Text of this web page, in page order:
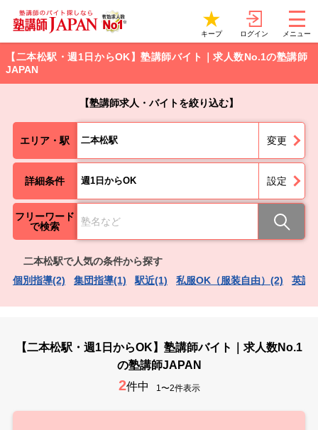
キープ ログイン メニュー
【二本松駅・週1日からOK】塾講師バイト｜求人数No.1の塾講師
JAPAN
【塾講師求人・バイトを絞り込む】
エリア・駅 二本松駅 変更
詳細条件 週1日からOK 設定
フリーワード
で検索
二本松駅で人気の条件から探す
個別指導(2)
集団指導(1) 駅近(1) 私服OK（服装自由）(2) 英語
【二本松駅・週1日からOK】塾講師バイト｜求人数No.1
の塾講師JAPAN
2件中 1〜2件表示